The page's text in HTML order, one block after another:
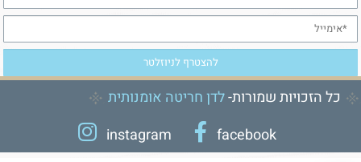
כל הזכויות שמורות-לדן חריטה אומנותית
instagram
facebook